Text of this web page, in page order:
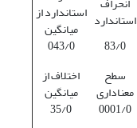
استاندارد استاندارد از
میانگین
83/0
043/0
سطح
معناداری
اختلاف از
میانگین
0001/0
35/0